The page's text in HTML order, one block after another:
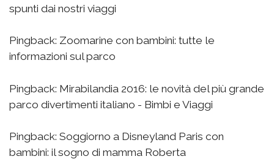
spunti dai nostri viaggi
Pingback: Zoomarine con bambini: tutte le
informazioni sul parco
Pingback: Mirabilandia 2016: le novità del più grande
parco divertimenti italiano - Bimbi e Viaggi
Pingback: Soggiorno a Disneyland Paris con
bambini: il sogno di mamma Roberta